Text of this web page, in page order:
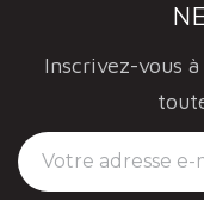
Inscrivez-vous